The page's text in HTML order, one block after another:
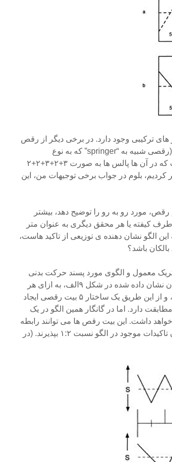
ترکیبی وجود دارد. در برخی دیگر از رقص
های بالکان و برخی گانگار (gangar) های نروژی (رقصی شبیه به “springer” که به نوع
“bygdedans” تعلق دارد) می توان الگوهایی یافت که در آن ها پالس ها به صورت ۳+۲+۳+۲+۲
کردیم، بلوم در جواب برخی توجیهات من، این
رقص، مورد رو به رو را توضیح دهد، بیشتر
در گانگار از طرف کیفته یا هر محقق دیگری به عنوان متر
الگو نشان دهنده ی توزیعی از تاکید هاست،
معمول و الگوی مورد پسند حرکت بدنی
است. با توجه به این، ما می توانیم در الگوی بالکان نشان داده شده در شکل ۹الف، به ازای هر
بیت رقص یک تجمیع ۳+۲+۳+۲+۲ در نظر بگیریم، و از این طریق یک ساختار ۵ بیت رقصی ایجاد
۵ بیت نا هم طول مطابقت دارد. اما در گانگار همین الگو در یک
مطابقت خواهد داشت. این بیت رقص ها می توانند رابطه
ای ۲:۱ پایین-بالا داشته باشند و یا برای نشان دادن تاکیدات موجود در الگو نسبت ۱:۲ بپذیرند. (در